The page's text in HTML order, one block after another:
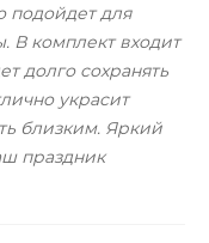
подойдет для
В комплект входит
долго сохранять
украсит
близким. Яркий
праздник